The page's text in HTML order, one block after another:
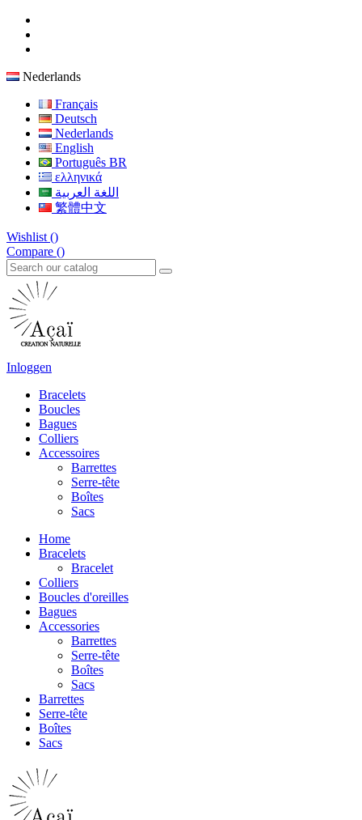
Nederlands
Français
Deutsch
Nederlands
English
Português BR
ελληνικά
اللغة العربية
繁體中文
Wishlist ()
Compare ()
Inloggen
Bracelets
Boucles
Bagues
Colliers
Accessoires
Barrettes
Serre-tête
Boîtes
Sacs
Home
Bracelets
Bracelet
Colliers
Boucles d'oreilles
Bagues
Accessories
Barrettes
Serre-tête
Boîtes
Sacs
Barrettes
Serre-tête
Boîtes
Sacs